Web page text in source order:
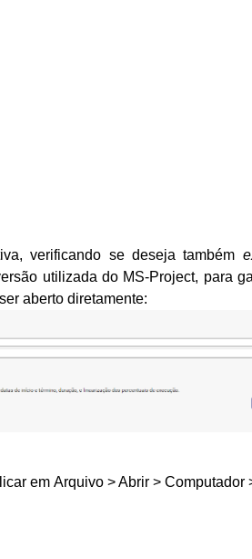
verificando se deseja também
utilizada do MS-Project, para
aberto diretamente:
em Arquivo > Abrir > Computador